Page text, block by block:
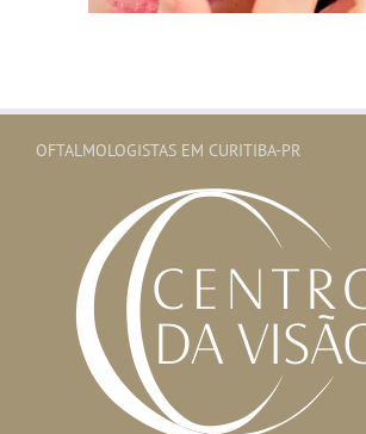
OFTALMOLOGISTAS EM CURITIBA-PR